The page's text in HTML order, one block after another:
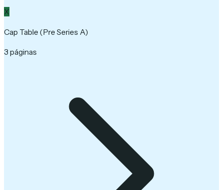
X
Cap Table (Pre Series A)
3 páginas